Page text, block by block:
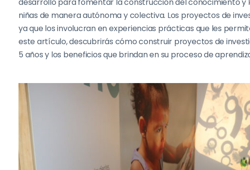
niñas de manera autónoma y colectiva. Los proyectos de
ya que losinvolucran en experiencias prácticas que les
este artículo,descubrirás cómo construir proyectos de
5 añosy los beneficios que brindanensu proceso de